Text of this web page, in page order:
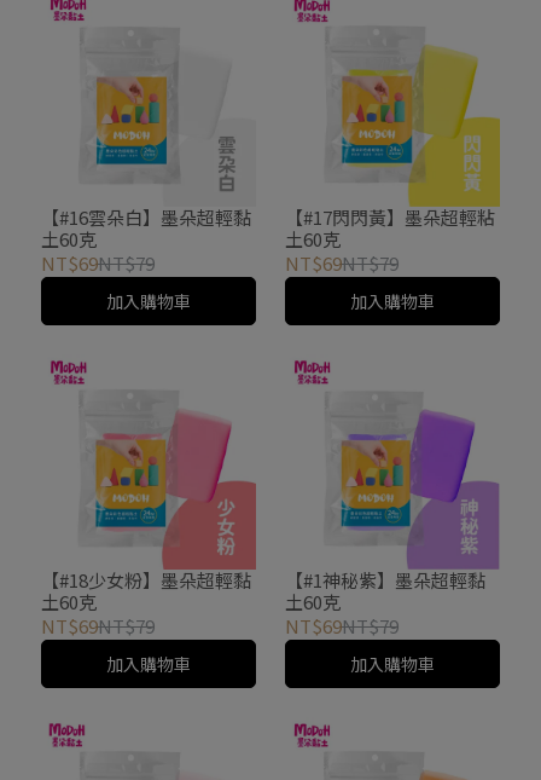
【#16雲朵白】墨朵超輕黏
土60克
NT$69NT$79
加入購物車
【#17閃閃黃】墨朵超輕粘
土60克
NT$69NT$79
加入購物車
【#18少女粉】墨朵超輕黏
土60克
NT$69NT$79
加入購物車
【#1神秘紫】墨朵超輕黏
土60克
NT$69NT$79
加入購物車